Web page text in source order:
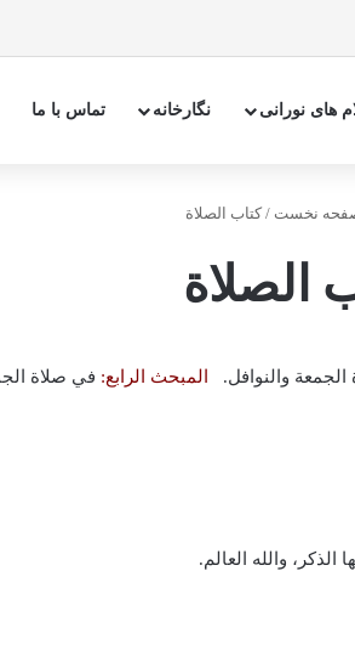
های نورانی نگارخانه تماس با ما
نخست / كتاب الصلاة
الصلاة
والنوافل. المبحث الرابع: في صلاة
والله العالم.